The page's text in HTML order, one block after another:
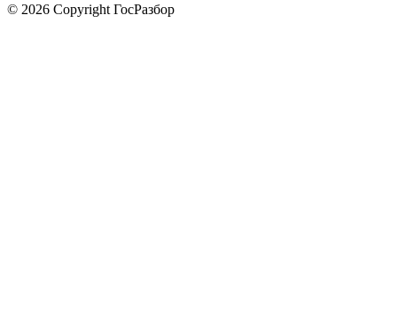
© 2026 Copyright ГосРазбор